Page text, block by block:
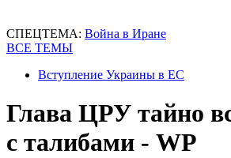
СПЕЦТЕМА: Война в Иране
ВСЕ ТЕМЫ
Вступление Украины в ЕС
Глава ЦРУ тайно
с талибами - WP